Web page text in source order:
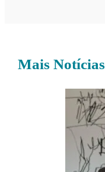
Mais Notícias